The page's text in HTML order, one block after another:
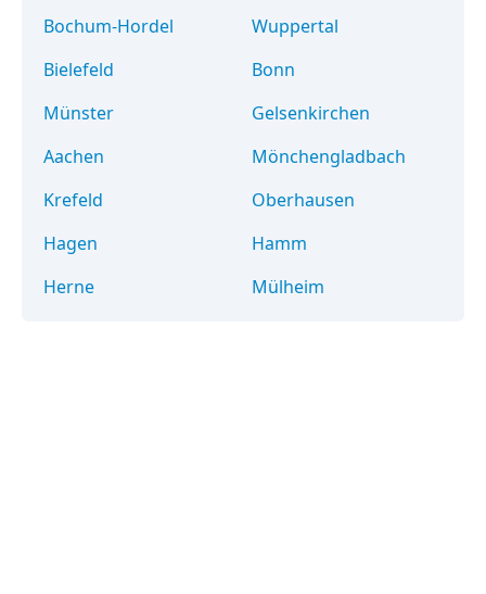
Bochum-Hordel
Wuppertal
Bielefeld
Bonn
Münster
Gelsenkirchen
Aachen
Mönchengladbach
Krefeld
Oberhausen
Hagen
Hamm
Herne
Mülheim